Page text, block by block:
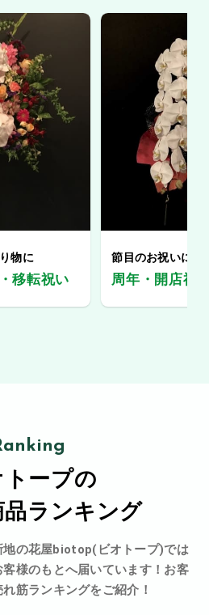
物に
移転祝い
節目のお祝いに、
周年・開店祝
トープの
品ランキング
地の花屋biotop(ビオトープ)では
様のもとへ届いています！お客
筋ランキングをご紹介！